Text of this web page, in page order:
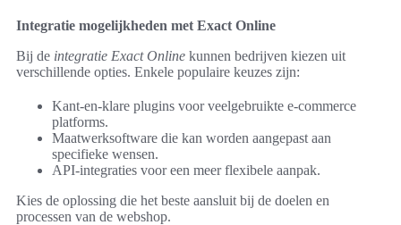
Integratie mogelijkheden met Exact Online
Bij de integratie Exact Online kunnen bedrijven kiezen uit
verschillende opties. Enkele populaire keuzes zijn:
Kant-en-klare plugins voor veelgebruikte e-commerce
platforms.
Maatwerksoftware die kan worden aangepast aan
specifieke wensen.
API-integraties voor een meer flexibele aanpak.
Kies de oplossing die het beste aansluit bij de doelen en
processen van de webshop.